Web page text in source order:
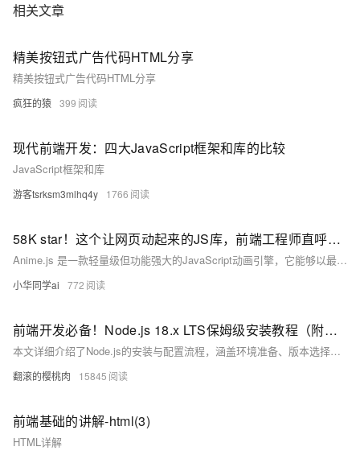
相关文章
精美按钮式广告代码HTML分享
精美按钮式广告代码HTML分享
疯狂的猿 399
现代前端开发：四大JavaScript框架和库的比较
JavaScript框架和库
游客tsrksm3mlhq4y 1766
58K star！这个让网页动起来的JS库，前端工程师直呼真香！
Anime.js 是一款轻量级但功能强大的JavaScript动画引擎，它能够以最简单的方式为网页元素添加令人惊艳的动效。这个项目在GitHub上已经获得58,000+星标，被广泛应用于电商页面、数据可视化、游戏开发等场景。
小华同学ai 772
前端开发必备！Node.js 18.x LTS保姆级安装教程（附国内镜像源配置）
本文详细介绍了Node.js的安装与配置流程，涵盖环境准备、版本选择（推荐LTS版v18.x）、安装步骤（路径设置、组件选择）、环境验证（命令测试、镜像加速）及常见问题解决方法。同时推荐开发工具链，如VS Code、Yarn等，并提供常用全局包安装指南，帮助开发者快速搭建高效稳定的JavaScript开发环境。内容基于官方正版软件，确保合规性与安全性。
翻滚的樱桃肉 15845
前端基础的讲解-html(3)
HTML详解